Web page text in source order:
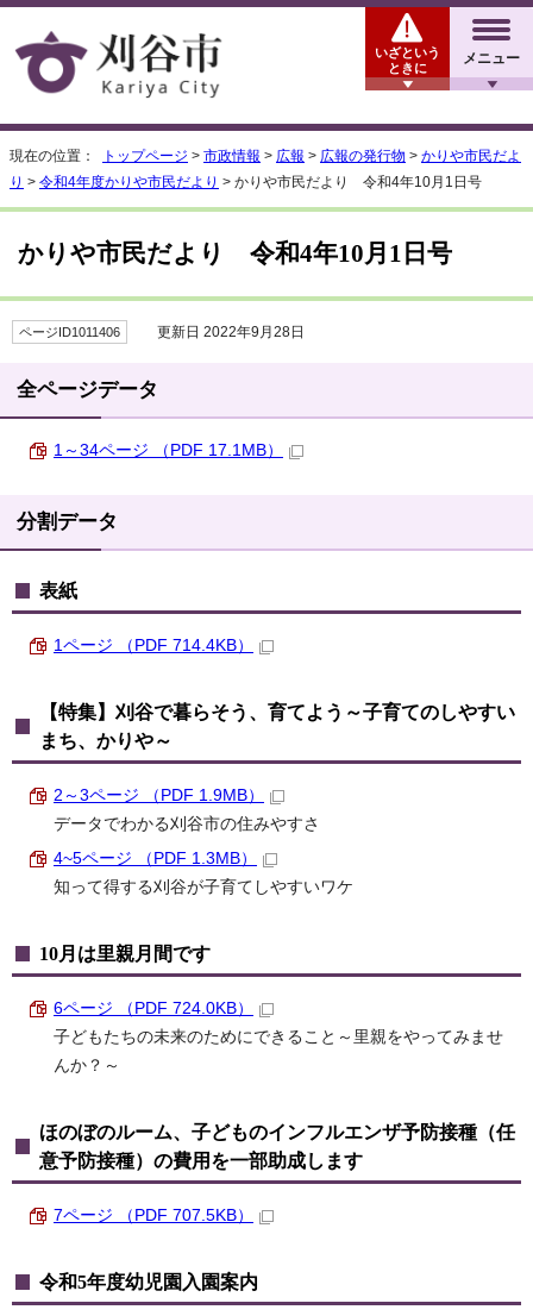
メニュー
いざという
ときに
現在の位置： トップページ > 市政情報 > 広報 > 広報の発行物 > かりや市民だよ
り > 令和4年度かりや市民だより > かりや市民だより 令和4年10月1日号
かりや市民だより 令和4年10月1日号
ページID1011406 更新日 2022年9月28日
全ページデータ
1～34ページ （PDF 17.1MB）
分割データ
表紙
1ページ （PDF 714.4KB）
【特集】刈谷で暮らそう、育てよう～子育てのしやすい
まち、かりや～
2～3ページ （PDF 1.9MB）
データでわかる刈谷市の住みやすさ
4~5ページ （PDF 1.3MB）
知って得する刈谷が子育てしやすいワケ
10月は里親月間です
6ページ （PDF 724.0KB）
子どもたちの未来のためにできること～里親をやってみませ
んか？～
ほのぼのルーム、子どものインフルエンザ予防接種（任
意予防接種）の費用を一部助成します
7ページ （PDF 707.5KB）
令和5年度幼児園入園案内